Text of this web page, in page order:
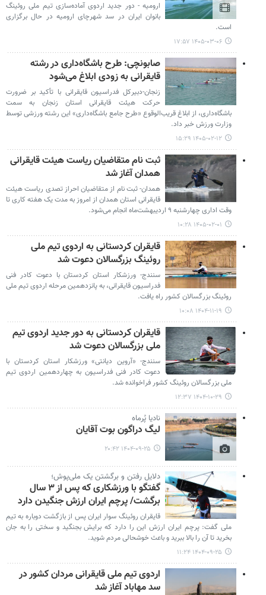
ارومیه - دور جدید اردوی آماده‌سازی تیم ملی روئینگ
بانوان ایران در سد شهرچای ارومیه در حال برگزاری
است.
۱۴۰۵-۰۳-۰۶ ۱۷:۵۷
صابونچی: طرح باشگاه‌داری در رشته
قایقرانی به زودی ابلاغ می‌شود
زنجان-دبیرکل فدراسیون قایقرانی با تأکید بر ضرورت
حرکت هیئت قایقرانی استان زنجان به سمت
باشگاه‌داری، از ابلاغ قریب‌الوقوع «طرح جامع باشگاه‌داری» این رشته ورزشی توسط
وزارت ورزش خبر داد.
۱۴۰۵-۰۲-۱۲ ۱۵:۲۹
ثبت نام متقاضیان ریاست هیئت قایقرانی
همدان آغاز شد
همدان- ثبت نام از متقاضیان احراز تصدی ریاست هیئت
قایقرانی استان همدان از امروز به مدت یک هفته کاری تا
وقت اداری چهارشنبه ۹ اردیبهشت‌ماه انجام می‌شود.
۱۴۰۵-۰۲-۰۱ ۱۰:۲۸
قایقران کردستانی به اردوی تیم ملی
روئینگ بزرگسالان دعوت شد
سنندج- ورزشکار استان کردستان با دعوت کادر فنی
فدراسیون قایقرانی، به پانزدهمین مرحله اردوی تیم ملی
روئینگ بزرگسالان کشور راه یافت.
۱۴۰۴-۱۱-۱۹ ۱۰:۰۸
قایقران کردستانی به دور جدید اردوی تیم
ملی بزرگسالان دعوت شد
سنندج- «آروین دیانتی» ورزشکار استان کردستان با
دعوت کادر فنی فدراسیون به چهاردهمین اردوی تیم
ملی بزرگسالان روئینگ کشور فراخوانده شد.
۱۴۰۴-۱۰-۲۹ ۱۲:۳۷
نادیا پُرماه
لیگ دراگون بوت آقایان
۱۴۰۴-۰۹-۲۵ ۲۰:۴۲
دلایل رفتن و برگشتن یک ملی‌پوش؛
گفتگو با ورزشکاری که پس از ۳ سال
برگشت/ پرچم ایران ارزش جنگیدن دارد
قایقران روئینگ سوار ایران پس از بازگشت دوباره به تیم
ملی گفت: پرچم ایران ارزش این را دارد که برایش بجنگید و سختی را به جان
بخرید تا آن را بالا ببرید و باعث خوشحالی مردم شوید.
۱۴۰۴-۰۹-۲۵ ۱۱:۲۴
اردوی تیم ملی قایقرانی مردان کشور در
سد مهاباد آغاز شد